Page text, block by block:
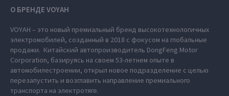
О БРЕНДЕ VOYAH
VOYAH – это новый премиальный бренд высокотехнологичных
электромобилей, созданный в 2018 с фокусом на глобальные
продажи. Китайский автопроизводитель DongFeng Motor
Corporation, базируясь на своем 53-летнем опыте в
автомобилестроении, открыл новое подразделение с целью
перезапустить и возглавить направление премиального
транспорта на электротяге.